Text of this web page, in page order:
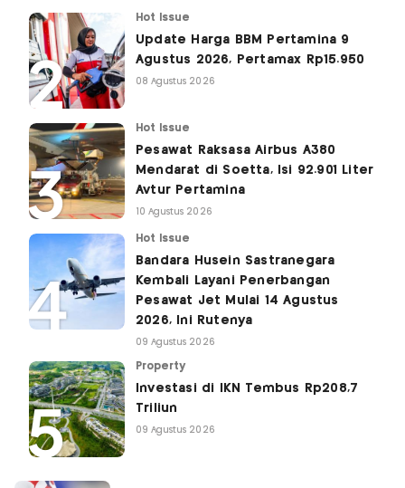
Hot Issue
Update Harga BBM Pertamina 9
Agustus 2026, Pertamax Rp15.950
08 Agustus 2026
Hot Issue
Pesawat Raksasa Airbus A380
Mendarat di Soetta, Isi 92.901 Liter
Avtur Pertamina
10 Agustus 2026
Hot Issue
Bandara Husein Sastranegara
Kembali Layani Penerbangan
Pesawat Jet Mulai 14 Agustus
2026, Ini Rutenya
09 Agustus 2026
Property
Investasi di IKN Tembus Rp208,7
Triliun
09 Agustus 2026